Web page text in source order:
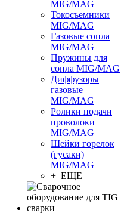
MIG/MAG
Токосъемники
MIG/MAG
Газовые сопла
MIG/MAG
Пружины для
сопла MIG/MAG
Диффузоры
газовые
MIG/MAG
Ролики подачи
проволоки
MIG/MAG
Шейки горелок
(гусаки)
MIG/MAG
+ ЕЩЕ